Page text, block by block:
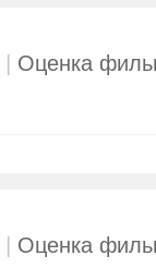
| Оценка
| Оценка